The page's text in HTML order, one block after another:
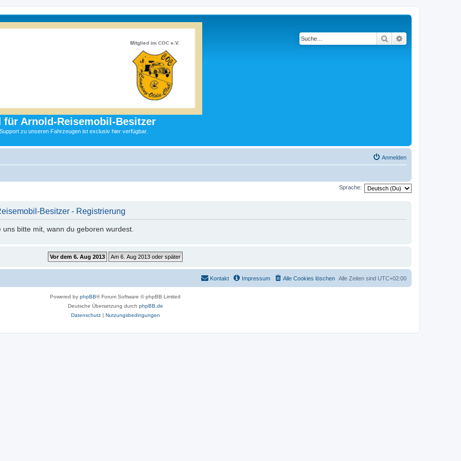
Arnold-Reisemobil-Besitzer
zu unseren Fahrzeugen ist exclusiv hier verfügbar.
Suche
Anmelden
Sprache:
Besitzer - Registrierung
bitte mit, wann du geboren wurdest.
Alle Zeiten sind UTC+02:00
Alle Cookies löschen
Impressum
Kontakt
Powered by phpBB® Forum Software © phpBB Limited
Deutsche Übersetzung durch phpBB.de
Datenschutz| Nutzungsbedingungen